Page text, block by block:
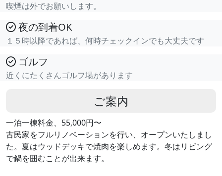
喫煙は外でお願いします。
夜の到着OK
１５時以降であれば、何時チェックインでも大丈夫です
ゴルフ
近くにたくさんゴルフ場があります
ご案内
一泊一棟料金、55,000円〜
古民家をフルリノベーションを行い、オープンいたしまし
た。夏はウッドデッキで焼肉を楽しめます。冬はリビング
で鍋を囲むことが出来ます。